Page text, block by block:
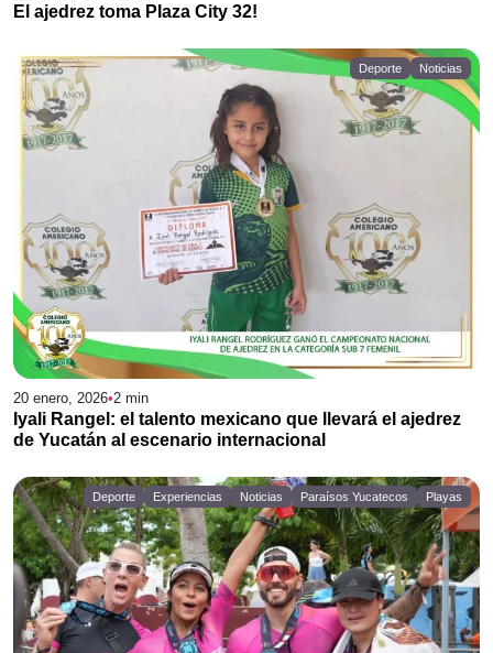
El ajedrez toma Plaza City 32!
Deporte Noticias
20 enero, 2026•2 min
Iyali Rangel: el talento mexicano que llevará el ajedrez
de Yucatán al escenario internacional
Deporte Experiencias Noticias Paraísos Yucatecos Playas